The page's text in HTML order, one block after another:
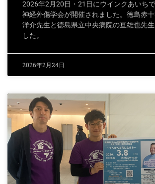
2026年2月20日・21日にウインクあいち
神経外傷学会が開催されました。徳島赤
洋介先生と徳島県立中央病院の亘雄也先
した。
2026年2月24日